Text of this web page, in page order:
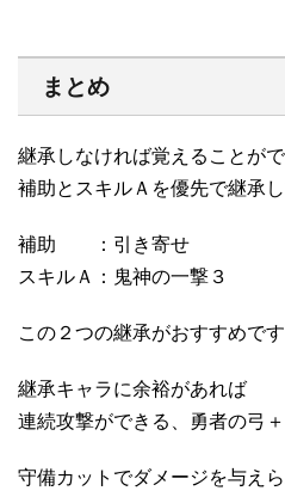
まとめ
継承しなければ覚えることが
補助とスキルＡを優先で継承
補助 ：引き寄せ
スキルＡ：鬼神の一撃３
この２つの継承がおすすめです
継承キャラに余裕があれば
連続攻撃ができる、勇者の弓＋
守備カットでダメージを与え